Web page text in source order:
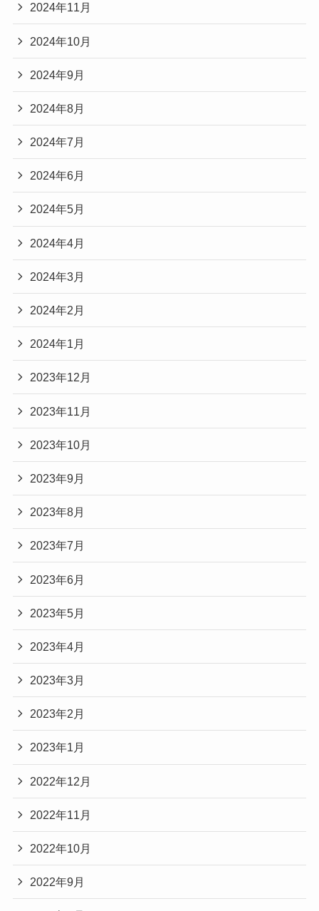
2024年11月
2024年10月
2024年9月
2024年8月
2024年7月
2024年6月
2024年5月
2024年4月
2024年3月
2024年2月
2024年1月
2023年12月
2023年11月
2023年10月
2023年9月
2023年8月
2023年7月
2023年6月
2023年5月
2023年4月
2023年3月
2023年2月
2023年1月
2022年12月
2022年11月
2022年10月
2022年9月